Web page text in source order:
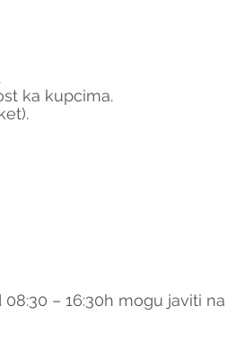
ka kupcima.
– 16:30h mogu javiti na